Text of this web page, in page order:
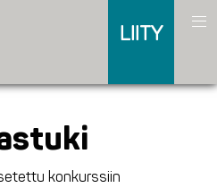
LIITY
konkurssiin